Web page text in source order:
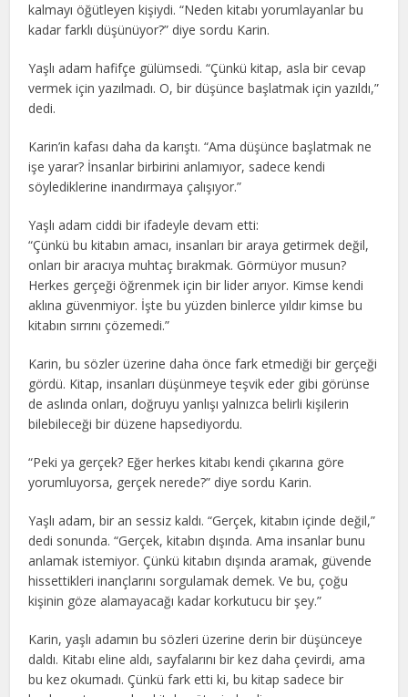
kalmayı öğütleyen kişiydi. “Neden kitabı yorumlayanlar bu
kadar farklı düşünüyor?” diye sordu Karin.
Yaşlı adam hafifçe gülümsedi. “Çünkü kitap, asla bir cevap
vermek için yazılmadı. O, bir düşünce başlatmak için yazıldı,”
dedi.
Karin’in kafası daha da karıştı. “Ama düşünce başlatmak ne
işe yarar? İnsanlar birbirini anlamıyor, sadece kendi
söylediklerine inandırmaya çalışıyor.”
Yaşlı adam ciddi bir ifadeyle devam etti:
“Çünkü bu kitabın amacı, insanları bir araya getirmek değil,
onları bir aracıya muhtaç bırakmak. Görmüyor musun?
Herkes gerçeği öğrenmek için bir lider arıyor. Kimse kendi
aklına güvenmiyor. İşte bu yüzden binlerce yıldır kimse bu
kitabın sırrını çözemedi.”
Karin, bu sözler üzerine daha önce fark etmediği bir gerçeği
gördü. Kitap, insanları düşünmeye teşvik eder gibi görünse
de aslında onları, doğruyu yanlışı yalnızca belirli kişilerin
bilebileceği bir düzene hapsediyordu.
“Peki ya gerçek? Eğer herkes kitabı kendi çıkarına göre
yorumluyorsa, gerçek nerede?” diye sordu Karin.
Yaşlı adam, bir an sessiz kaldı. “Gerçek, kitabın içinde değil,”
dedi sonunda. “Gerçek, kitabın dışında. Ama insanlar bunu
anlamak istemiyor. Çünkü kitabın dışında aramak, güvende
hissettikleri inançlarını sorgulamak demek. Ve bu, çoğu
kişinin göze alamayacağı kadar korkutucu bir şey.”
Karin, yaşlı adamın bu sözleri üzerine derin bir düşünceye
daldı. Kitabı eline aldı, sayfalarını bir kez daha çevirdi, ama
bu kez okumadı. Çünkü fark etti ki, bu kitap sadece bir